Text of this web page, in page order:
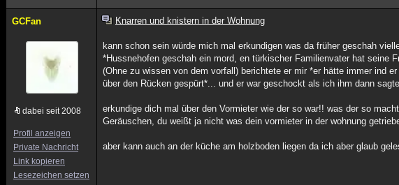
GCFan
dabei seit 2008
Profil anzeigen
Private Nachricht
Link kopieren
Lesezeichen setzen
Knarren und knistern in der Wohnung
kann schon sein würde mich mal erkundigen was da früher geschah
*Hussnehofen geschah ein mord, en türkischer Familienvater hat
(Ohne zu wissen von dem vorfall) berichtete er mir *er hätte immer ind
über den Rücken gespürt*... und er war geschockt als ich ihm dann
erkundige dich mal über den Vormieter wie der so war!! was der so
Geräuschen, du weißt ja nicht was dein vormieter in der wohnung
aber kann auch an der küche am holzboden liegen da ich aber glaub